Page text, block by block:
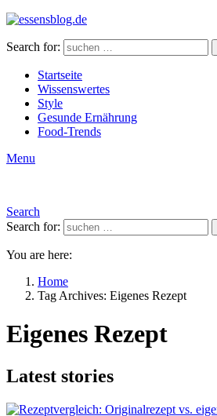
Search for:
Startseite
Wissenswertes
Style
Gesunde Ernährung
Food-Trends
Menu
Search
Search for:
You are here:
Home
Tag Archives: Eigenes Rezept
Eigenes Rezept
Latest stories